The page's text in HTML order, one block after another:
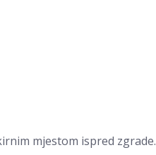
mjestom ispred zgrade.